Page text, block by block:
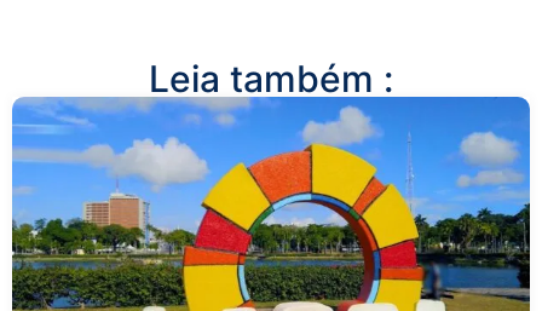
Leia também :